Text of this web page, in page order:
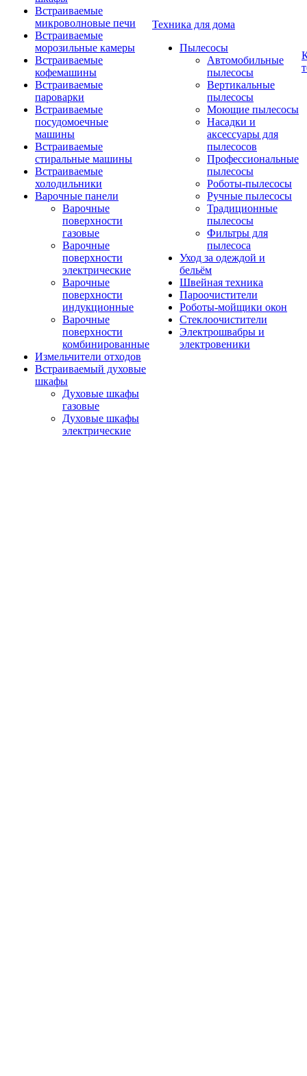
Встраиваемые
микроволновые печи
Встраиваемые
морозильные камеры
Встраиваемые
кофемашины
Встраиваемые
пароварки
Встраиваемые
посудомоечные
машины
Встраиваемые
стиральные машины
Встраиваемые
холодильники
Варочные панели
Варочные
поверхности
газовые
Варочные
поверхности
электрические
Варочные
поверхности
индукционные
Варочные
поверхности
комбинированные
Измельчители отходов
Встраиваемый духовые
шкафы
Духовые шкафы
газовые
Духовые шкафы
электрические
Техника для дома
Пылесосы
Автомобильные
пылесосы
Вертикальные
пылесосы
Моющие пылесосы
Насадки и
аксессуары для
пылесосов
Профессиональные
пылесосы
Роботы-пылесосы
Ручные пылесосы
Традиционные
пылесосы
Фильтры для
пылесоса
Уход за одеждой и
бельём
Швейная техника
Пароочистители
Роботы-мойщики окон
Стеклоочистители
Электрошвабры и
электровеники